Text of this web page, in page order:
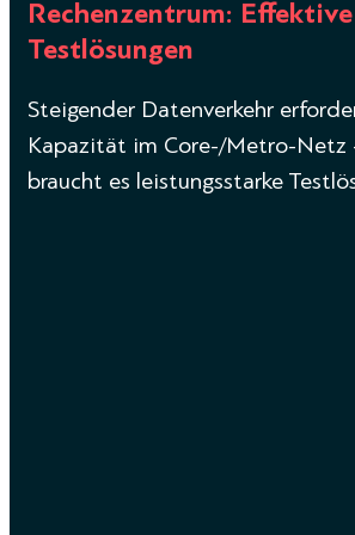
Rechenzentrum: Effektive
Testlösungen
Steigender Datenverkehr
Kapazität im Core-/Metro-Netz
braucht es leistungsstarke